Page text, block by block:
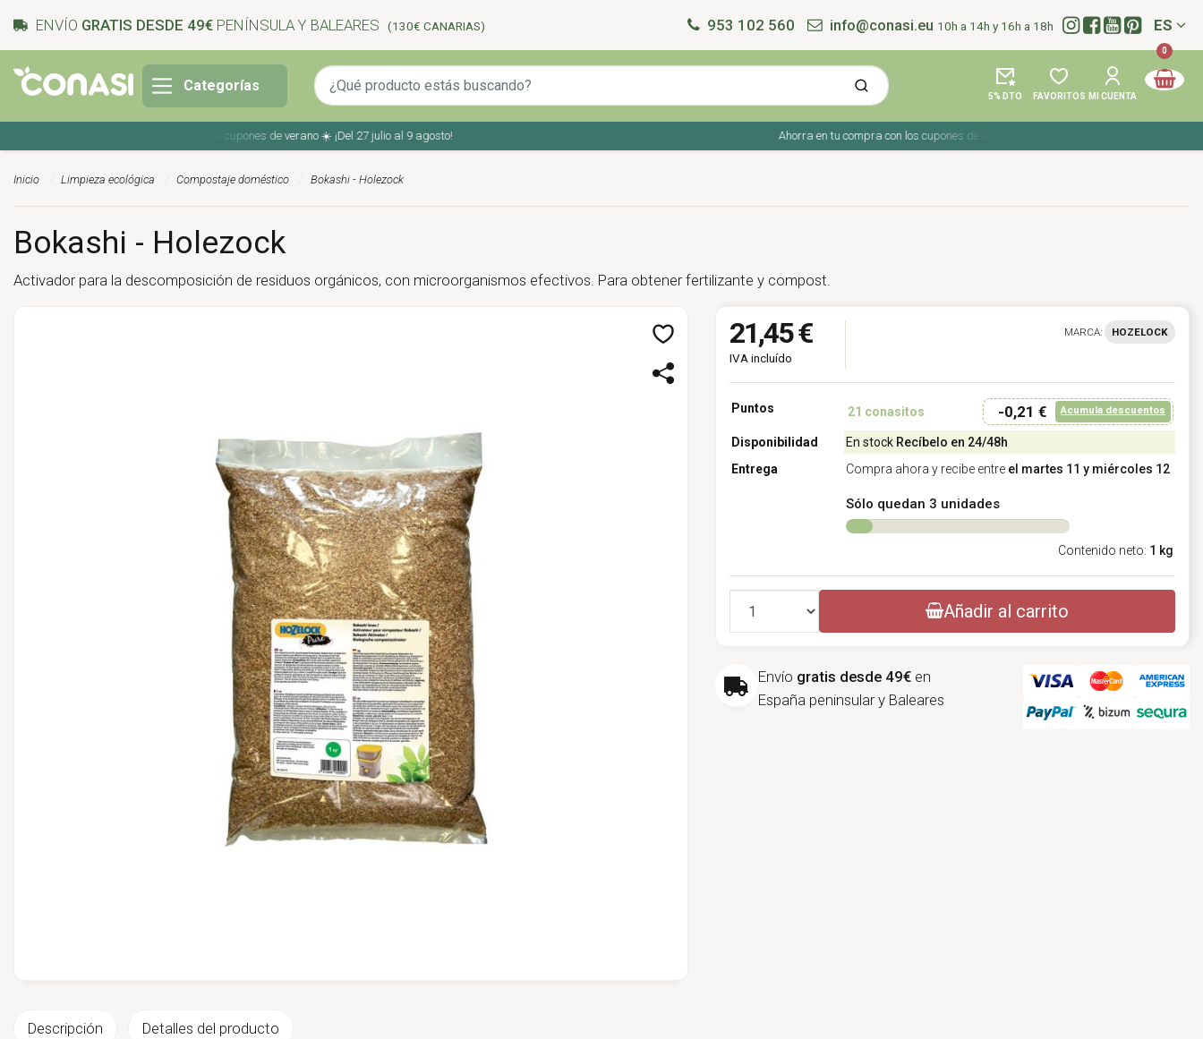
ENVÍO GRATIS DESDE 49€ PENÍNSULA Y BALEARES (130€ CANARIAS) 953 102 560 info@conasi.eu 10h a 14h y 16h a 18h Idioma:
ES
Categorías
5% DTO FAVORITOS MI CUENTA
0
Ahorra en tu compra con los cupones de verano ☀️ ¡Del 27 julio al 9 agosto! Ahorra en tu compra con los cupones de verano ☀️ ¡Del 27 julio al 9 agosto!
Inicio Limpieza ecológica Compostaje doméstico Bokashi - Holezock
Bokashi - Holezock
Activador para la descomposición de residuos orgánicos, con microorganismos efectivos. Para obtener fertilizante y compost.
Descripción Detalles del producto
21,45 €
IVA incluído
MARCA: HOZELOCK
Puntos 21 conasitos -0,21 € Acumula descuentos
Disponibilidad En stock Recíbelo en 24/48h
Entrega
Compra ahora y recibe entre el martes 11 y miércoles 12
Sólo quedan 3 unidades
Contenido neto: 1 kg
Cantidad Añadir al carrito
Envío gratis desde 49€ en
España peninsular y Baleares